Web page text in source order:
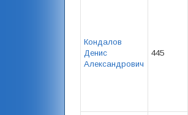
Кондалов
Денис
Александрович
445